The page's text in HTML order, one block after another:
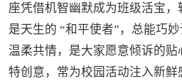
座凭借机智幽默成为班级活宝
是天生的 “和平使者”，总能巧
温柔共情，是大家愿意倾诉的
特创意，常为校园活动注入新鲜